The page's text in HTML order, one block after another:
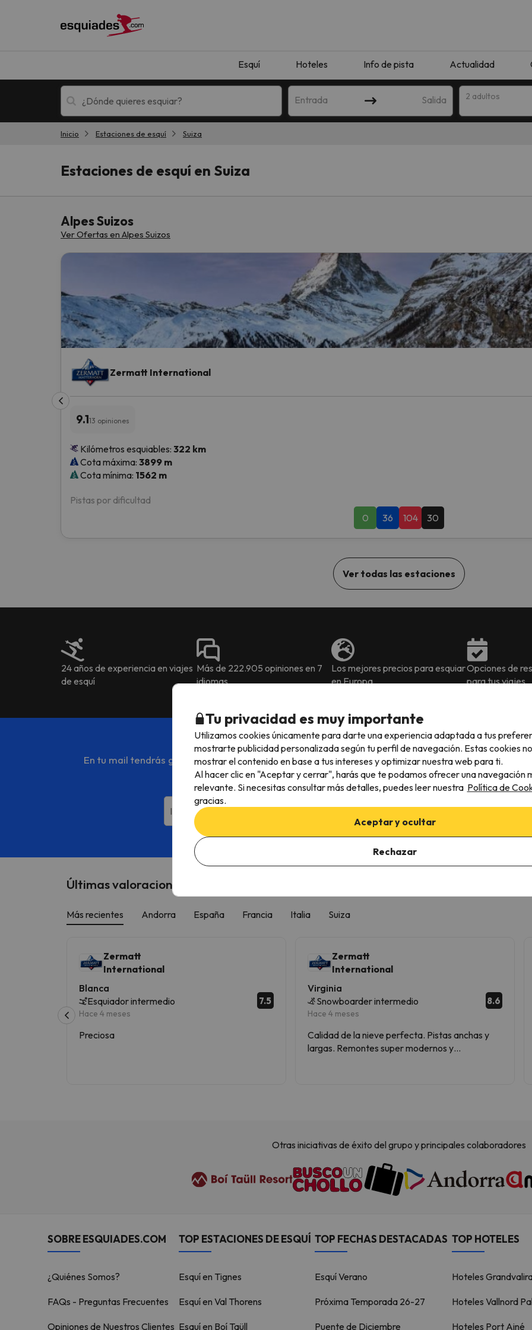
Esquí Hoteles Info de pista Actualidad
Entrada Salida 2 adultos
¡Vaya! No hemos encontrado ningún resultado que coincida con tu búsqueda. Prueba a modificar el destino.
¡Vaya! Parece que nuestro buscador ha perdido el norte. En cuanto encuentre su brújula vuelve.
Inicio Estaciones de esquí Suiza
Estaciones de esquí en Suiza
Alpes Suizos
Ver Ofertas en Alpes Suizos
Zermatt International
9.113 opiniones
Kilómetros esquiables: 322 km
Cota máxima: 3899 m
Cota mínima: 1562 m
Pistas por dificultad
0
36 104 30
Ver todas las estaciones
24 años de experiencia en viajes
de esquí
Más de 222.905 opiniones en 7
idiomas
Los mejores precios para esquiar
en Europa
Opciones de
para tus viajes
No es un Newsletter más...
En tu mail tendrás gratis el mejor contenido de montaña: escapadas de verano, ofertas de
empiecen las ofertas de la nueva temporada de esquí.
Introduce tu email
Al suscribirte, confirmas haber leído y estar de acuerdo con laPolítica de
Últimas valoraciones de las estaciones en Suiza
Más recientes Andorra España Francia Italia Suiza
Zermatt
International
Blanca
Esquiador intermedio
Hace 4 meses
7.5
Preciosa
Zermatt
International
Virginia
Snowboarder intermedio
Hace 4 meses
8.6
Calidad de la nieve perfecta. Pistas anchas y
largas. Remontes super modernos y
Otras iniciativas de éxito del grupo y principales colaboradores
SOBRE ESQUIADES.COM
¿Quiénes Somos?
FAQs - Preguntas Frecuentes
Opiniones de Nuestros Clientes
TOP ESTACIONES DE ESQUÍ
Esquí en Tignes
Esquí en Val Thorens
Esquí en Boí Taüll
TOP FECHAS DESTACADAS
Esquí Verano
Próxima Temporada 26-27
Puente de Diciembre
TOP HOTELES
Hoteles
Hoteles Vallnord
Hoteles Port Ainé
Tu privacidad es muy importante
Utilizamos cookies únicamente para darte una experiencia adaptada a tus
mostrarte publicidad personalizada según tu perfil de navegación. Estas cookies
mostrar el contenido en base a tus intereses y optimizar nuestra web para ti.
Al hacer clic en "Aceptar y cerrar", harás que te podamos ofrecer una navegación
relevante. Si necesitas consultar más detalles, puedes leer nuestra Política de
gracias.
Aceptar y ocultar
Rechazar